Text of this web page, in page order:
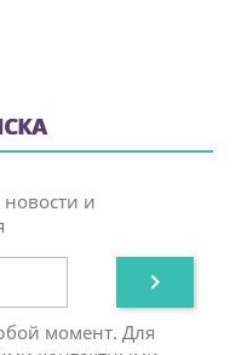
и

момент. Для